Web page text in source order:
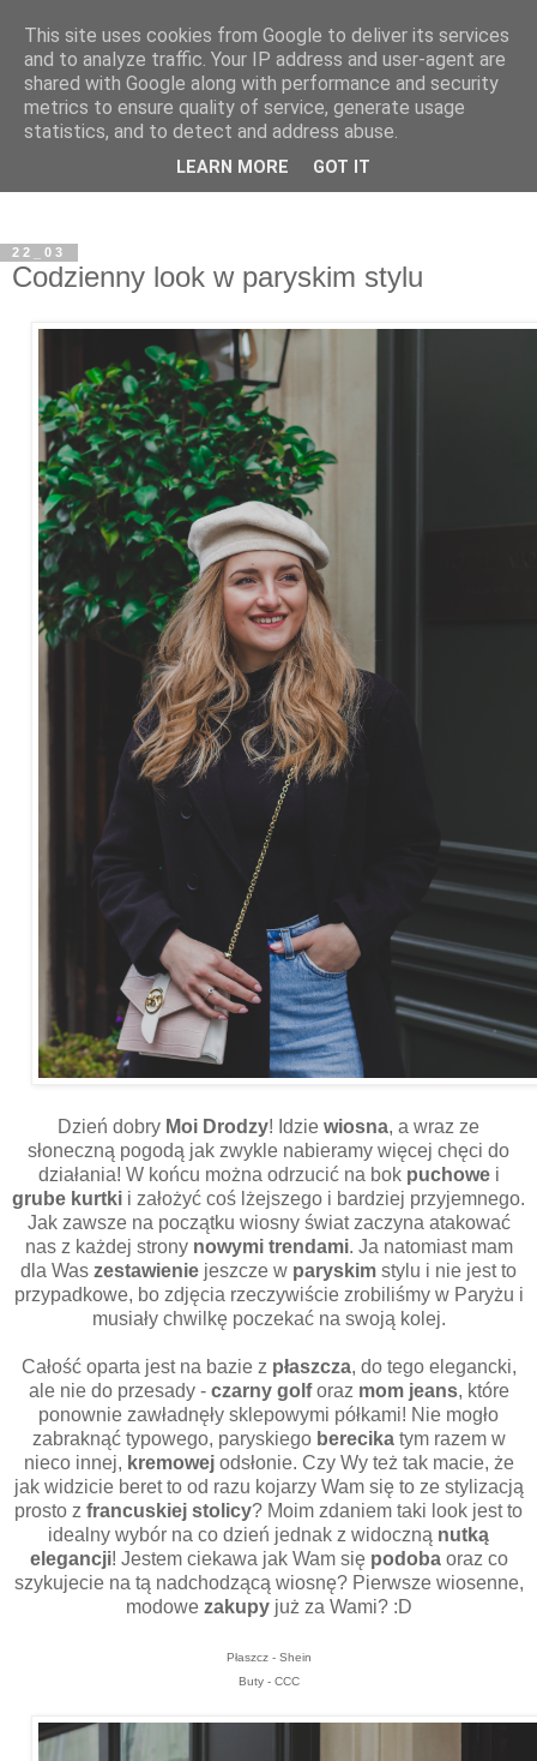
22_03
Codzienny look w paryskim stylu
Dzień dobry Moi Drodzy! Idzie wiosna, a wraz ze
słoneczną pogodą jak zwykle nabieramy więcej chęci do
działania! W końcu można odrzucić na bok puchowe i
grube kurtki i założyć coś lżejszego i bardziej przyjemnego.
Jak zawsze na początku wiosny świat zaczyna atakować
nas z każdej strony nowymi trendami. Ja natomiast mam
dla Was zestawienie jeszcze w paryskim stylu i nie jest to
przypadkowe, bo zdjęcia rzeczywiście zrobiliśmy w Paryżu i
musiały chwilkę poczekać na swoją kolej.
Całość oparta jest na bazie z płaszcza, do tego elegancki,
ale nie do przesady - czarny golforaz mom jeans, które
ponownie zawładnęły sklepowymi półkami! Nie mogło
zabraknąć typowego, paryskiego berecika tym razem w
nieco innej, kremowej odsłonie. Czy Wy też tak macie, że
jak widzicie beret to od razu kojarzy Wam się to ze stylizacją
prosto z francuskiej stolicy? Moim zdaniem taki look jest to
idealny wybór na co dzień jednak z widoczną nutką
elegancji! Jestem ciekawa jak Wam się podoba oraz co
szykujecie na tą nadchodzącą wiosnę? Pierwsze wiosenne,
modowe zakupy już za Wami? :D
Płaszcz - Shein
Buty - CCC
This site uses cookies from Google to deliver its services
and to analyze traffic. Your IP address and user-agent are
shared with Google along with performance and security
metrics to ensure quality of service, generate usage
statistics, and to detect and address abuse.
LEARN MORE GOT IT